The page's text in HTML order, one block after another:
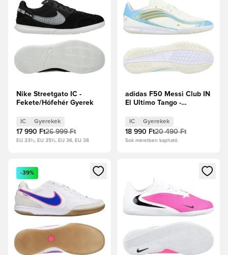
Nike Streetgato IC -
Fekete/Hófehér Gyerek
IC Gyerekek
17 990 Ft26 999 Ft
EU 33½, EU 35½, EU 36, EU 38
adidas F50 Messi Club IN
El Ultimo Tango -
ragyogás/Icey Blue
Gyerek
IC Gyerekek
18 990 Ft20 490 Ft
Sok méretben kapható
Megnyit egy modált a bejelentkezéshez vagy a tagként
-39%
Megnyit egy modált a